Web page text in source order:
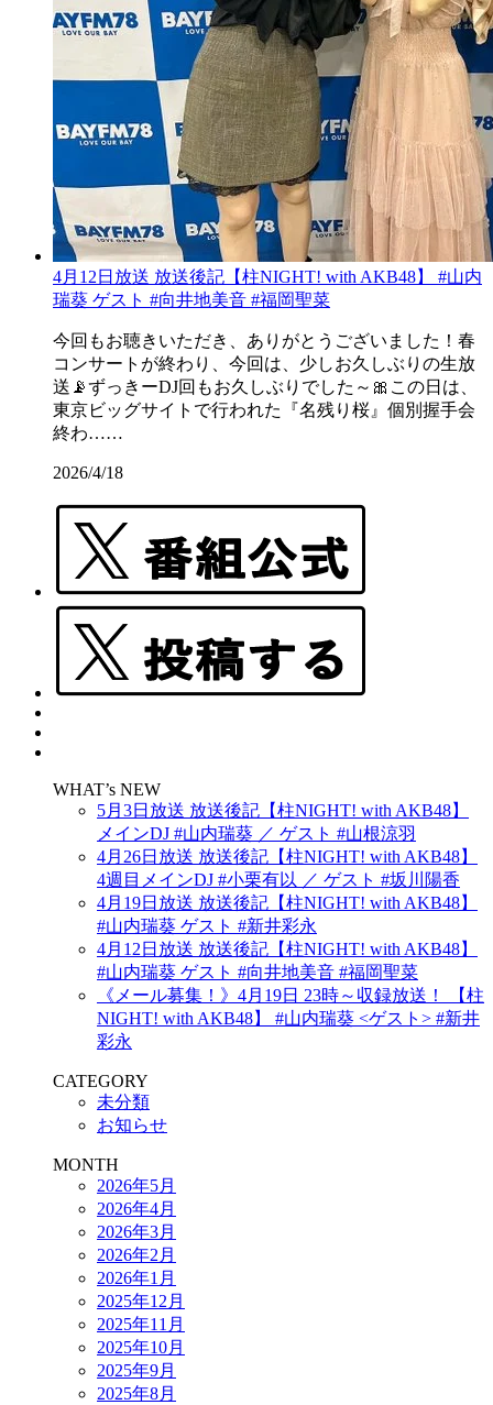
4月12日放送 放送後記【柱NIGHT! with AKB48】 #山内
瑞葵 ゲスト #向井地美音 #福岡聖菜
今回もお聴きいただき、ありがとうございました！春
コンサートが終わり、今回は、少しお久しぶりの生放
送📡ずっきーDJ回もお久しぶりでした～🎀この日は、
東京ビッグサイトで行われた『名残り桜』個別握手会
終わ……
2026/4/18
WHAT’s NEW
5月3日放送 放送後記【柱NIGHT! with AKB48】
メインDJ #山内瑞葵 ／ ゲスト #山根涼羽
4月26日放送 放送後記【柱NIGHT! with AKB48】
4週目メインDJ #小栗有以 ／ ゲスト #坂川陽香
4月19日放送 放送後記【柱NIGHT! with AKB48】
#山内瑞葵 ゲスト #新井彩永
4月12日放送 放送後記【柱NIGHT! with AKB48】
#山内瑞葵 ゲスト #向井地美音 #福岡聖菜
《メール募集！》4月19日 23時～収録放送！ 【柱
NIGHT! with AKB48】 #山内瑞葵 <ゲスト> #新井
彩永
CATEGORY
未分類
お知らせ
MONTH
2026年5月
2026年4月
2026年3月
2026年2月
2026年1月
2025年12月
2025年11月
2025年10月
2025年9月
2025年8月